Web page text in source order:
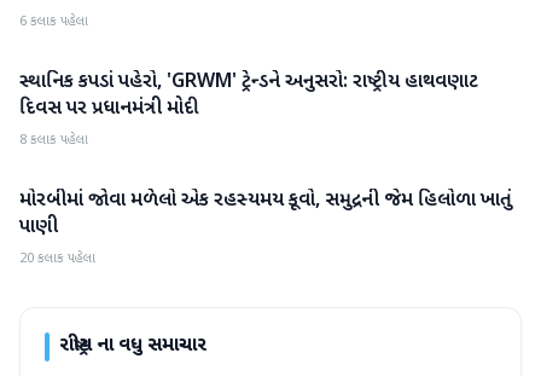
6 કલાક પહેલા
રાષ્ટ્રીય
સ્થાનિક કપડાં પહેરો, 'GRWM' ટ્રેન્ડને અનુસરો: રાષ્ટ્રીય હાથવણાટ
દિવસ પર પ્રધાનમંત્રી મોદી
8 કલાક પહેલા
રાષ્ટ્રીય
મોરબીમાં જોવા મળેલો એક રહસ્યમય કૂવો, સમુદ્રની જેમ હિલોળા ખાતું
પાણી
20 કલાક પહેલા
રાષ્ટ્રીયના વધુ સમાચાર